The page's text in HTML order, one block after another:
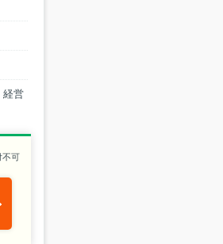
経営
不可